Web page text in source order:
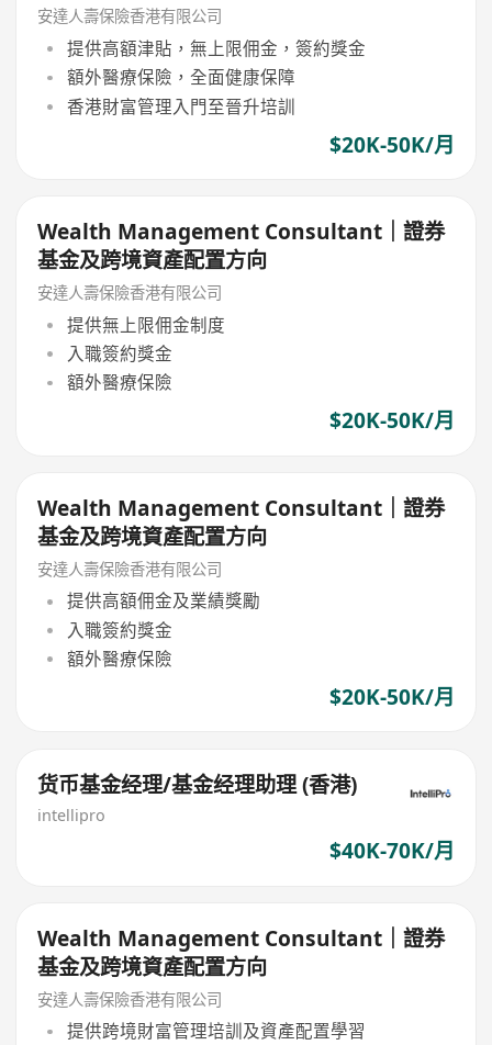
安達人壽保險香港有限公司
提供高額津貼，無上限佣金，簽約獎金
額外醫療保險，全面健康保障
香港財富管理入門至晉升培訓
$20K-50K/月
Wealth Management Consultant｜證券
基金及跨境資產配置方向
安達人壽保險香港有限公司
提供無上限佣金制度
入職簽約獎金
額外醫療保險
$20K-50K/月
Wealth Management Consultant｜證券
基金及跨境資產配置方向
安達人壽保險香港有限公司
提供高額佣金及業績獎勵
入職簽約獎金
額外醫療保險
$20K-50K/月
货币基金经理/基金经理助理 (香港)
intellipro
$40K-70K/月
Wealth Management Consultant｜證券
基金及跨境資產配置方向
安達人壽保險香港有限公司
提供跨境財富管理培訓及資產配置學習